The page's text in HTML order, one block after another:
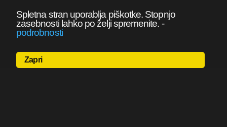
Spletna stran uporablja piškotke. Stopnjo
zasebnosti lahko po želji spremenite. -
podrobnosti
Zapri